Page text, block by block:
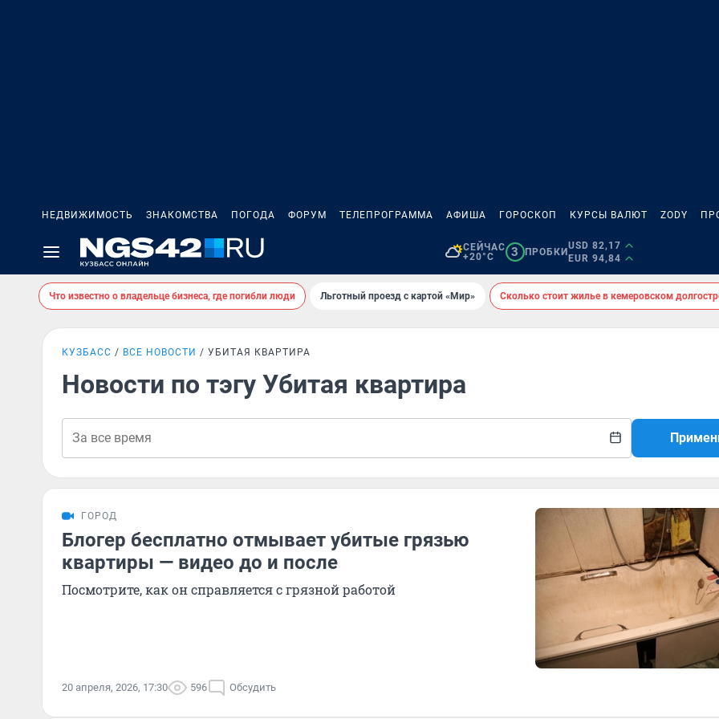
НЕДВИЖИМОСТЬ ЗНАКОМСТВА ПОГОДА ФОРУМ ТЕЛЕПРОГРАММА АФИША ГОРОСКОП КУРСЫ ВАЛЮТ ZODY
СЕЙЧАС
+20°C
3 ПРОБКИ
USD 82,17
EUR 94,84
Что известно о владельце бизнеса, где погибли люди Льготный проезд с картой «Мир» Сколько стоит жилье в кемеровском
КУЗБАСС ВСЕ НОВОСТИ УБИТАЯ КВАРТИРА
Новости по тэгу Убитая квартира
ГОРОД
Блогер бесплатно отмывает убитые грязью
квартиры — видео до и после
Посмотрите, как он справляется с грязной работой
20 апреля, 2026, 17:30 596 Обсудить